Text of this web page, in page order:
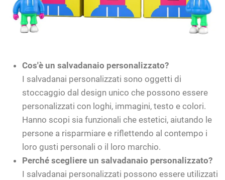
Cos'è un salvadanaio personalizzato?
I salvadanai personalizzati sono oggetti di
stoccaggio dal design unico che possono essere
personalizzati con loghi, immagini, testo e colori.
Hanno scopi sia funzionali che estetici, aiutando le
persone a risparmiare e riflettendo al contempo i
loro gusti personali o il loro marchio.
Perché scegliere un salvadanaio personalizzato?
I salvadanai personalizzati possono essere utilizzati